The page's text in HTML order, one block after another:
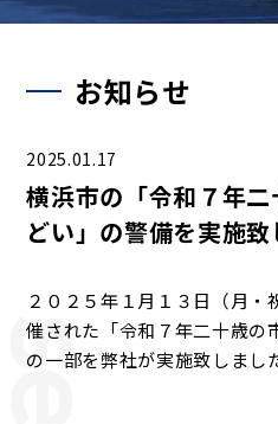
お知らせ
2025.01.17
横浜市の「令和７年
どい」の警備を実施致
２０２５年１月１３日（月・
催された「令和７年二十歳の
の一部を弊社が実施致しまし